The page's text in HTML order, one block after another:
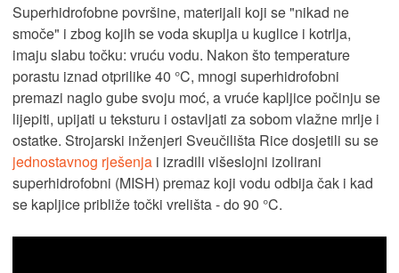
Superhidrofobne površine, materijali koji se "nikad ne
smoče" i zbog kojih se voda skuplja u kuglice i kotrlja,
imaju slabu točku: vruću vodu. Nakon što temperature
porastu iznad otprilike 40 °C, mnogi superhidrofobni
premazi naglo gube svoju moć, a vruće kapljice počinju se
lijepiti, upijati u teksturu i ostavljati za sobom vlažne mrlje i
ostatke. Strojarski inženjeri Sveučilišta Rice dosjetili su se
jednostavnog rješenja i izradili višeslojni izolirani
superhidrofobni (MISH) premaz koji vodu odbija čak i kad
se kapljice približe točki vrelišta - do 90 °C.